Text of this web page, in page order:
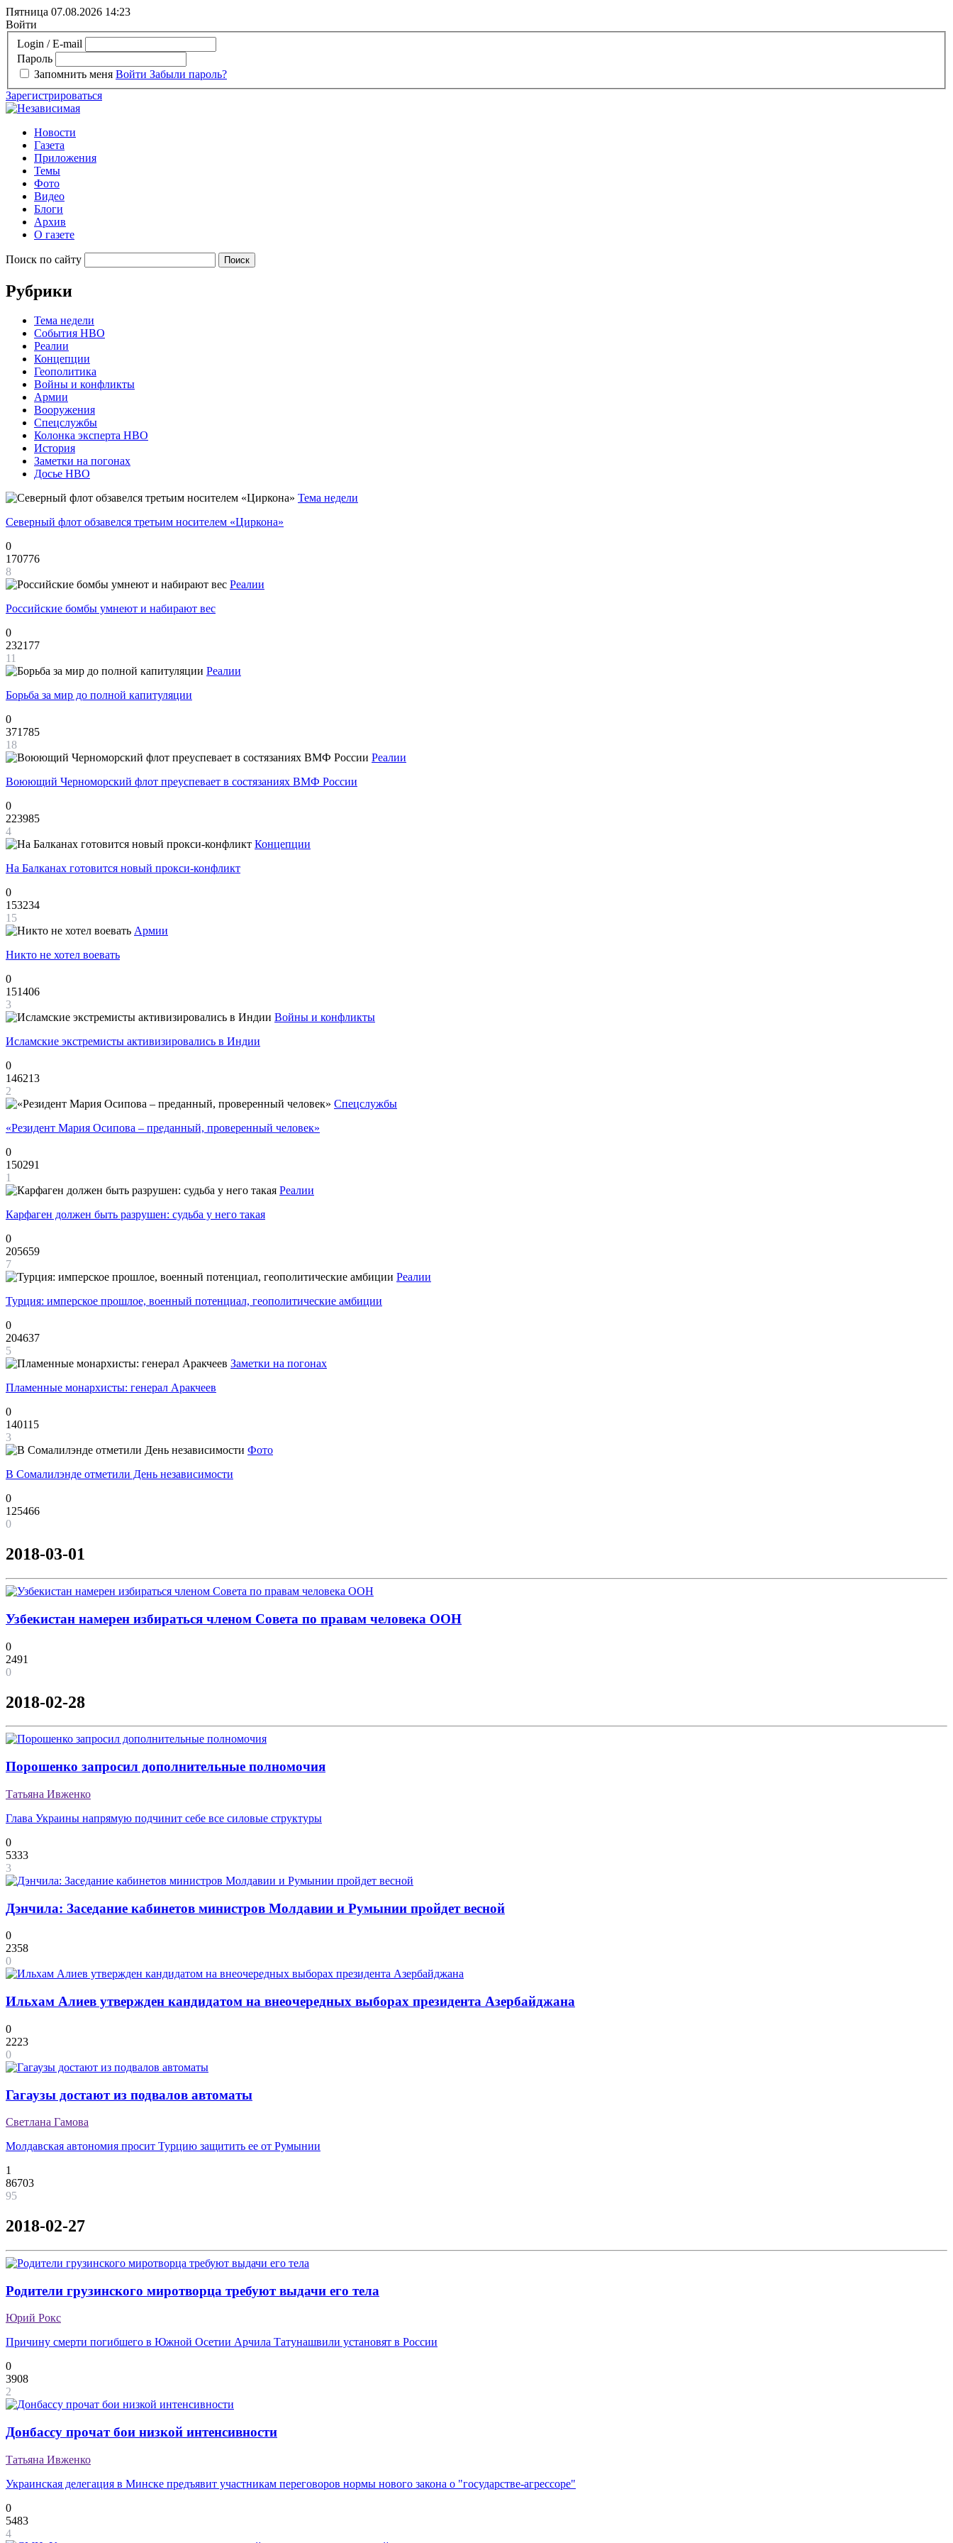
Пятница 07.08.2026 14:23
Войти
Login / E-mail
Пароль
Запомнить меня Войти Забыли пароль?
Зарегистрироваться
Новости
Газета
Приложения
Темы
Фото
Видео
Блоги
Архив
О газете
Поиск по сайту
Рубрики
Тема недели
События НВО
Реалии
Концепции
Геополитика
Войны и конфликты
Армии
Вооружения
Спецслужбы
Колонка эксперта НВО
История
Заметки на погонах
Досье НВО
Тема недели
Северный флот обзавелся третьим носителем «Циркона»
0
170776
8
Реалии
Российские бомбы умнеют и набирают вес
0
232177
11
Реалии
Борьба за мир до полной капитуляции
0
371785
18
Реалии
Воюющий Черноморский флот преуспевает в состязаниях ВМФ России
0
223985
4
Концепции
На Балканах готовится новый прокси-конфликт
0
153234
15
Армии
Никто не хотел воевать
0
151406
3
Войны и конфликты
Исламские экстремисты активизировались в Индии
0
146213
2
Спецслужбы
«Резидент Мария Осипова – преданный, проверенный человек»
0
150291
1
Реалии
Карфаген должен быть разрушен: судьба у него такая
0
205659
7
Реалии
Турция: имперское прошлое, военный потенциал, геополитические амбиции
0
204637
5
Заметки на погонах
Пламенные монархисты: генерал Аракчеев
0
140115
3
Фото
В Сомалилэнде отметили День независимости
0
125466
0
2018-03-01
Узбекистан намерен избираться членом Совета по правам человека ООН
0
2491
0
2018-02-28
Порошенко запросил дополнительные полномочия
Татьяна Ивженко
Глава Украины напрямую подчинит себе все силовые структуры
0
5333
3
Дэнчила: Заседание кабинетов министров Молдавии и Румынии пройдет весной
0
2358
0
Ильхам Алиев утвержден кандидатом на внеочередных выборах президента Азербайджана
0
2223
0
Гагаузы достают из подвалов автоматы
Светлана Гамова
Молдавская автономия просит Турцию защитить ее от Румынии
1
86703
95
2018-02-27
Родители грузинского миротворца требуют выдачи его тела
Юрий Рокс
Причину смерти погибшего в Южной Осетии Арчила Татунашвили установят в России
0
3908
2
Донбассу прочат бои низкой интенсивности
Татьяна Ивженко
Украинская делегация в Минске предъявит участникам переговоров нормы нового закона о "государстве-агрессоре"
0
5483
4